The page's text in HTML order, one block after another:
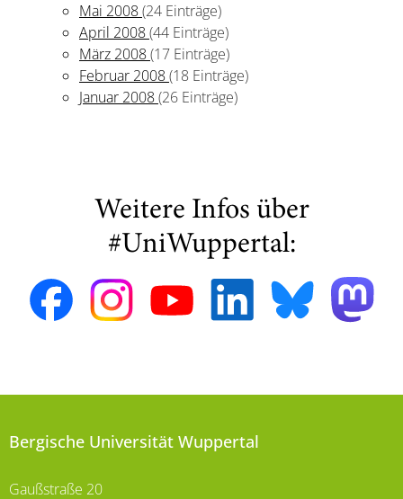
Mai 2008(24 Einträge)
April 2008(44 Einträge)
März 2008(17 Einträge)
Februar 2008(18 Einträge)
Januar 2008(26 Einträge)
Weitere Infos über
#UniWuppertal:
Bergische Universität Wuppertal
Gaußstraße 20